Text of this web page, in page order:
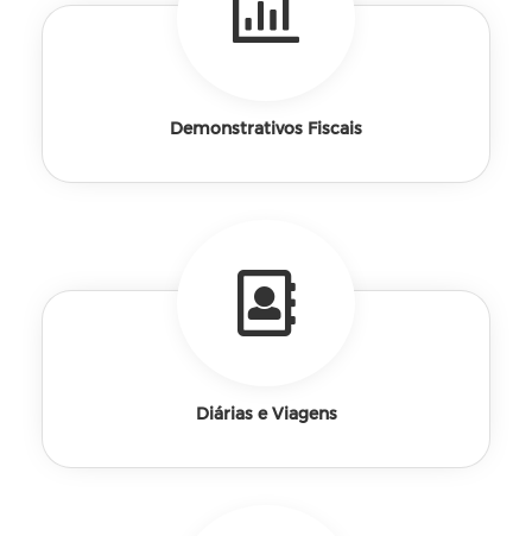
Demonstrativos Fiscais
Diárias e Viagens